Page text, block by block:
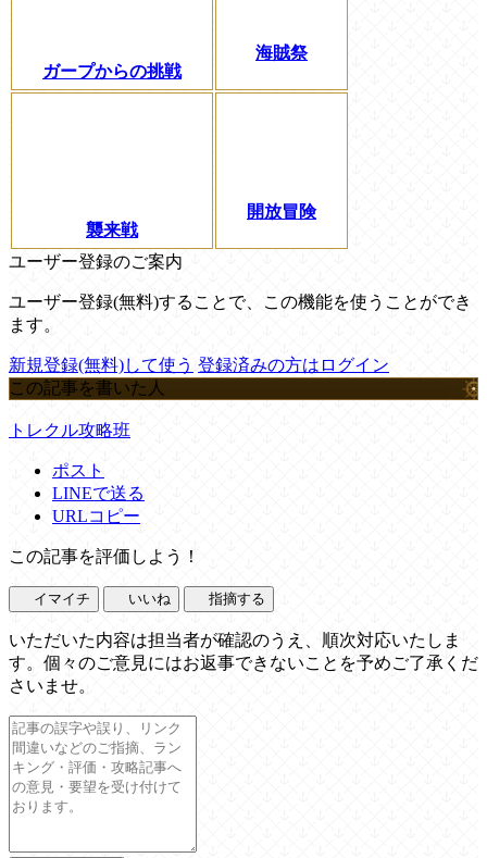
ガープからの挑戦
海賊祭
襲来戦
開放冒険
ユーザー登録のご案内
ユーザー登録(無料)することで、この機能を使うことができ
ます。
新規登録(無料)して使う 登録済みの方はログイン
この記事を書いた人
トレクル攻略班
ポスト
LINEで送る
URLコピー
この記事を評価しよう！
イマイチ いいね 指摘する
いただいた内容は担当者が確認のうえ、順次対応いたしま
す。個々のご意見にはお返事できないことを予めご了承くだ
さいませ。